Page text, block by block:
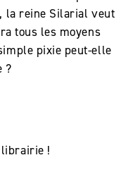
la reine Silarial veut
tous les moyens
pixie peut-elle
?
librairie !